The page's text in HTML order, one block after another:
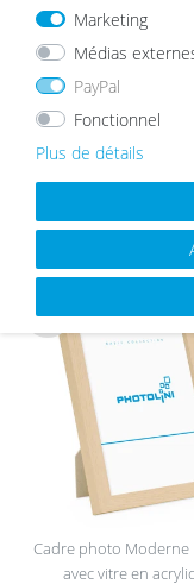
e de
sou
s
List
Cadre photo Moderne
avec vitre en
Marketing
Médias
PayPal
Fonctionnel
Plus de détails